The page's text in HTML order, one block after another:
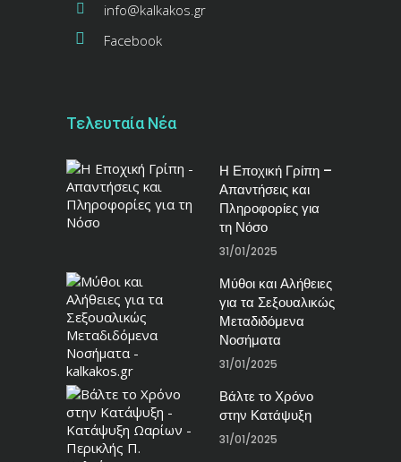
info@kalkakos.gr
Facebook
Τελευταία Νέα
Η Εποχική Γρίπη –
Απαντήσεις και
Πληροφορίες για
τη Νόσο
31/01/2025
Μύθοι και Αλήθειες
για τα Σεξουαλικώς
Μεταδιδόμενα
Νοσήματα
31/01/2025
Βάλτε το Χρόνο
στην Κατάψυξη
31/01/2025